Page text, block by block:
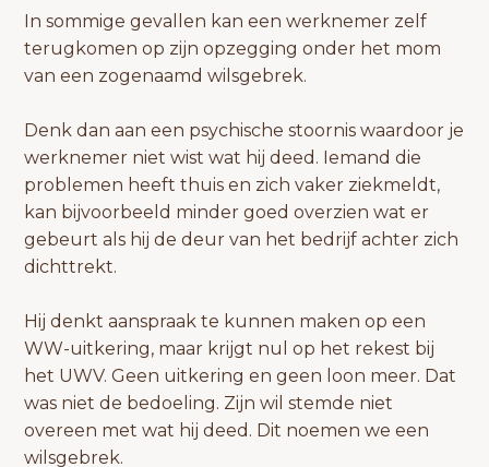
In sommige gevallen kan een werknemer zelf
terugkomen op zijn opzegging onder het mom
van een zogenaamd wilsgebrek.
Denk dan aan een psychische stoornis waardoor je
werknemer niet wist wat hij deed. Iemand die
problemen heeft thuis en zich vaker ziekmeldt,
kan bijvoorbeeld minder goed overzien wat er
gebeurt als hij de deur van het bedrijf achter zich
dichttrekt.
Hij denkt aanspraak te kunnen maken op een
WW-uitkering, maar krijgt nul op het rekest bij
het UWV. Geen uitkering en geen loon meer. Dat
was niet de bedoeling. Zijn wil stemde niet
overeen met wat hij deed. Dit noemen we een
wilsgebrek.